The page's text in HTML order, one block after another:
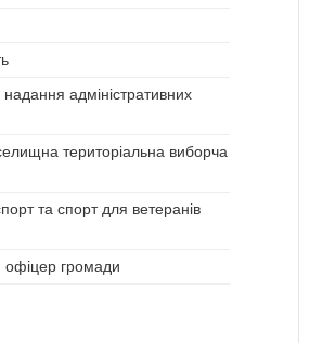
надання адміністративних
територіальна виборча
та спорт для ветеранів
офіцер громади